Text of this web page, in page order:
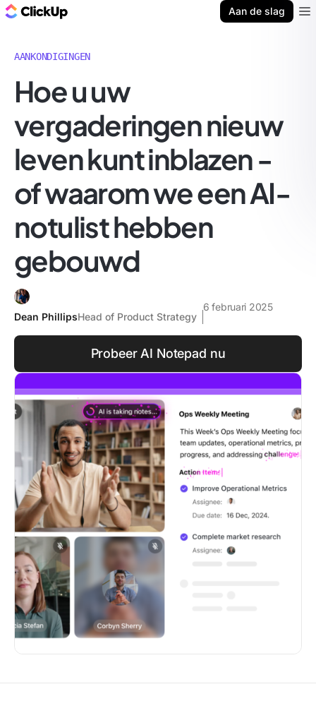
Aan de slag
AANKONDIGINGEN
Hoe u uw
vergaderingen nieuw
leven kunt inblazen -
of waarom we een AI-
notulist hebben
gebouwd
Dean PhillipsHead of Product Strategy
6 februari 2025
Probeer AI Notepad nu